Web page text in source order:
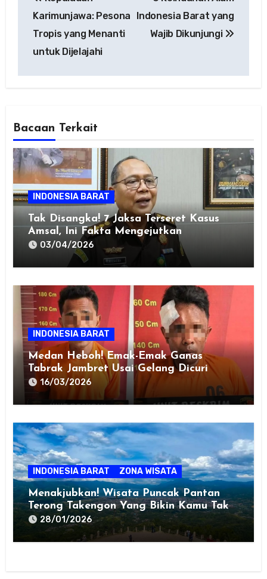
navigation
Karimunjawa: Pesona
Tropis yang Menanti
untuk Dijelajahi
Indonesia Barat yang
Wajib Dikunjungi
Bacaan Terkait
INDONESIA BARAT
Tak Disangka! 7 Jaksa Terseret Kasus
Amsal, Ini Fakta Mengejutkan
03/04/2026
INDONESIA BARAT
Medan Heboh! Emak-Emak Ganas
Tabrak Jambret Usai Gelang Dicuri
16/03/2026
INDONESIA BARAT ZONA WISATA
Menakjubkan! Wisata Puncak Pantan
Terong Takengon Yang Bikin Kamu Tak
Mau Pulang
28/01/2026